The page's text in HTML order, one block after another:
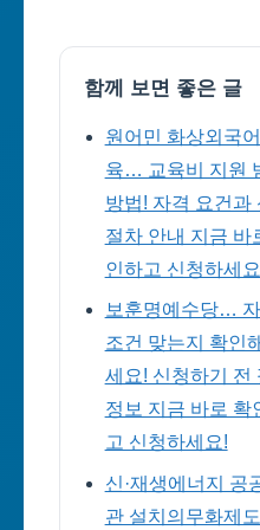
함께 보면 좋은 글
원어민 화상외국
육… 교육비 지원
방법! 자격 요건과
절차 안내 지금 바
인하고 신청하세
보훈명예수당…
조건 맞는지 확인
세요! 신청하기 전
정보 지금 바로 확
고 신청하세요!
신·재생에너지 공
관 설치의무화제